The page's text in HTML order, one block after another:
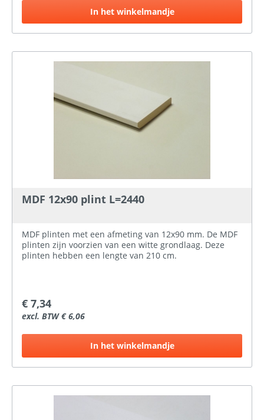
In het winkelmandje
MDF 12x90 plint L=2440
MDF plinten met een afmeting van 12x90 mm. De MDF
plinten zijn voorzien van een witte grondlaag. Deze
plinten hebben een lengte van 210 cm.
€ 7,34
excl. BTW € 6,06
In het winkelmandje